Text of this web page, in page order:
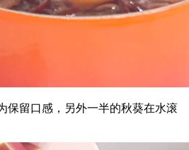
保留口感，另外一半的秋葵在水滚